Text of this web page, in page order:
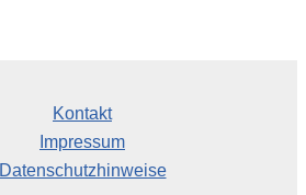
Kontakt
Impressum
Datenschutzhinweise